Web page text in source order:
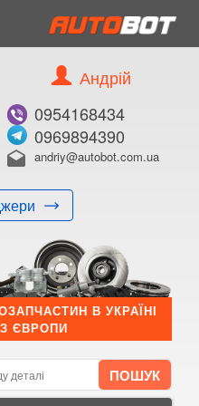
Андрій
0954168434
0969894390
drafts andriy@autobot.com.ua
В УКРАЇНІ
ЄВРОПИ
КУПИТИ